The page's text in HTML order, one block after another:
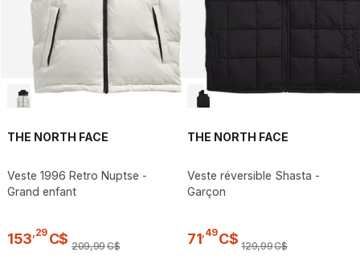
THE NORTH FACE
Veste 1996 Retro Nuptse -
Grand enfant
153 29 C$ 209,99C$
THE NORTH FACE
Veste réversible Shasta -
Garçon
71 49C$ 129,99C$